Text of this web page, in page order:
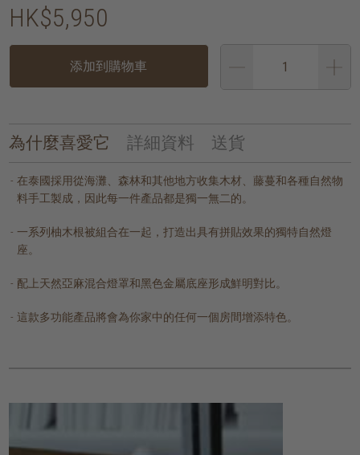
HK$5,950
添加到購物車
為什麼喜愛它 詳細資料 送貨
在泰國採用從海灘、森林和其他地方收集木材、藤蔓和各種自然物
料手工製成，因此每一件產品都是獨一無二的。
一系列柚木根被組合在一起，打造出具有拼貼效果的獨特自然燈
座。
配上天然亞麻混合燈罩和黑色金屬底座形成鮮明對比。
這款多功能產品將會為你家中的任何一個房間增添特色。